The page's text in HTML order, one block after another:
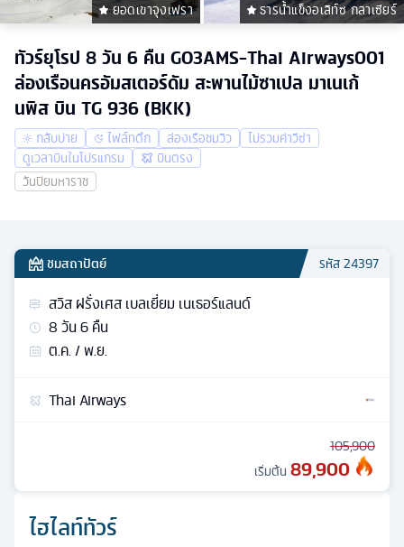
ยอดเขาจุงเฟรา ธารน้ำแข็งอเลิท์ซ กลาเซียร์
ทัวร์ยุโรป 8 วัน 6 คืน GO3AMS-Thai Airways001
ล่องเรือนครอัมสเตอร์ดัม สะพานไม้ซาเปล มาเนเก้
นพิส บิน TG 936 (BKK)
กลับบ่าย ไฟล์ทดึก ล่องเรือชมวิว
ไม่รวมค่าวีซ่า
ดูเวลาบินในโปรแกรม
บินตรง
วันปิยมหาราช
ไฮไลท์ทัวร์
ชมสถาปัตย์ รหัส24397
สวิส ฝรั่งเศส เบลเยี่ยม เนเธอร์แลนด์
8วัน6คืน
ต.ค. / พ.ย.
Thai Airways
105,900
เริ่มต้น 89,900